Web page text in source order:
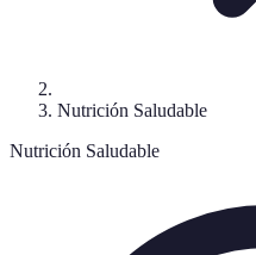
Nutrición Saludable
Nutrición Saludable